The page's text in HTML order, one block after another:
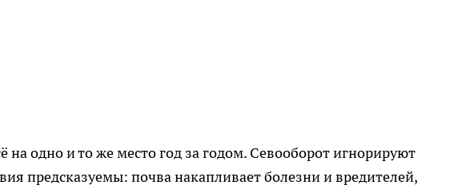
одно и то же место год за годом. Севооборот игнорируют
предсказуемы: почва накапливает болезни и вредителей,